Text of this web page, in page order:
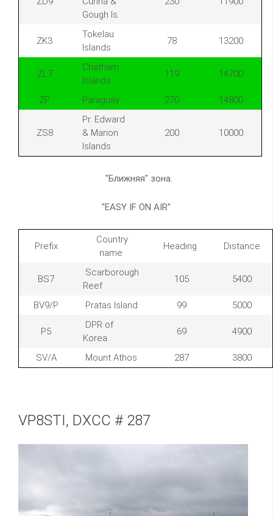
Gough Is.
ZK3
Tokelau
Islands
78 13200
ZL7
Chatham
Islands
119 14700
ZP Paraguay 270 14800
ZS8
Pr. Edward
& Marion
Islands
200 10000
"Ближняя" зона.
"EASY IF ON AIR"
Prefix
Country
name
Heading Distance
BS7
Scarborough
Reef
105 5400
BV9/P Pratas Island 99 5000
P5
DPR of
Korea
69 4900
SV/A Mount Athos 287 3800
VP8STI, DXCC # 287